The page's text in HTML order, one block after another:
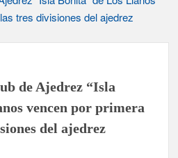
de Ajedrez “Isla
vencen por primera
del ajedrez